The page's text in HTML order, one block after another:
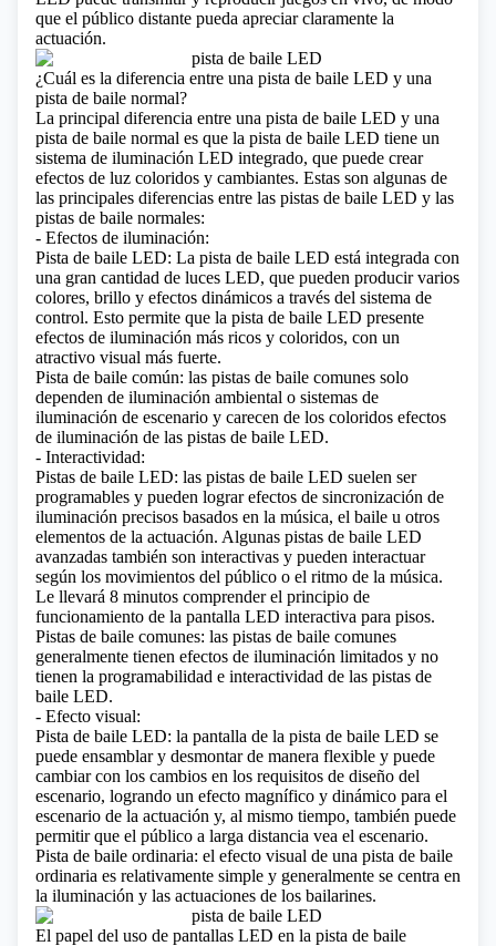
que el público distante pueda apreciar claramente la
actuación.
¿Cuál es la diferencia entre una pista de baile LED y una
pista de baile normal?
La principal diferencia entre una pista de baile LED y una
pista de baile normal es que la pista de baile LED tiene un
sistema de iluminación LED integrado, que puede crear
efectos de luz coloridos y cambiantes. Estas son algunas de
las principales diferencias entre las pistas de baile LED y las
pistas de baile normales:
- Efectos de iluminación:
Pista de baile LED: La pista de baile LED está integrada con
una gran cantidad de luces LED, que pueden producir varios
colores, brillo y efectos dinámicos a través del sistema de
control. Esto permite que la pista de baile LED presente
efectos de iluminación más ricos y coloridos, con un
atractivo visual más fuerte.
Pista de baile común: las pistas de baile comunes solo
dependen de iluminación ambiental o sistemas de
iluminación de escenario y carecen de los coloridos efectos
de iluminación de las pistas de baile LED.
- Interactividad:
Pistas de baile LED: las pistas de baile LED suelen ser
programables y pueden lograr efectos de sincronización de
iluminación precisos basados ​​en la música, el baile u otros
elementos de la actuación. Algunas pistas de baile LED
avanzadas también son interactivas y pueden interactuar
según los movimientos del público o el ritmo de la música.
Le llevará 8 minutos comprender el principio de
funcionamiento de la pantalla LED interactiva para pisos.
Pistas de baile comunes: las pistas de baile comunes
generalmente tienen efectos de iluminación limitados y no
tienen la programabilidad e interactividad de las pistas de
baile LED.
- Efecto visual:
Pista de baile LED: la pantalla de la pista de baile LED se
puede ensamblar y desmontar de manera flexible y puede
cambiar con los cambios en los requisitos de diseño del
escenario, logrando un efecto magnífico y dinámico para el
escenario de la actuación y, al mismo tiempo, también puede
permitir que el público a larga distancia vea el escenario.
Pista de baile ordinaria: el efecto visual de una pista de baile
ordinaria es relativamente simple y generalmente se centra en
la iluminación y las actuaciones de los bailarines.
El papel del uso de pantallas LED en la pista de baile